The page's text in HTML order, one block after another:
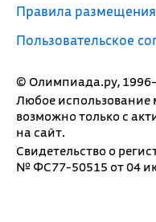
© Олимпиада.ру,
Любое использование
возможно только с
на сайт.
Свидетельство о
№ ФС77-50515 от 04
Правила размещения
Пользовательское